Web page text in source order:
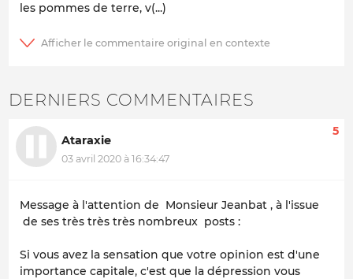
les pommes de terre, v(...)
DERNIERS COMMENTAIRES
Ataraxie
03 avril 2020 à 16:34:47
5
Message à l'attention de Monsieur Jeanbat , à l'issue
de ses très très très nombreux posts :
Si vous avez la sensation que votre opinion est d'une
importance capitale, c'est que la dépression vous